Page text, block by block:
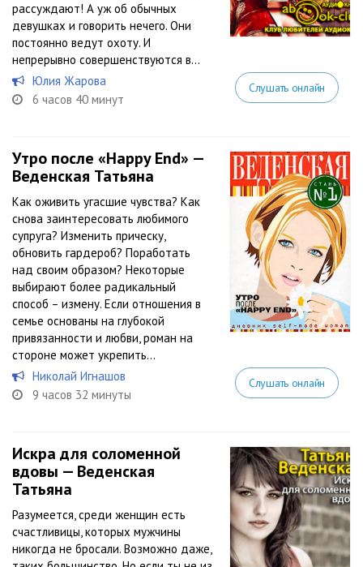
рассуждают! А уж об обычных
девушках и говорить нечего. Они
постоянно ведут охоту. И
непрерывно совершенствуются в...
Юлия Жарова
6 часов 40 минут
Слушать онлайн
Утро после «Happy End» —
Веденская Татьяна
Как оживить угасшие чувства? Как
снова заинтересовать любимого
супруга? Изменить прическу,
обновить гардероб? Поработать
над своим образом? Некоторые
выбирают более радикальный
способ – измену. Если отношения в
семье основаны на глубокой
привязанности и любви, роман на
стороне может укрепить...
Николай Игнашов
9 часов 32 минуты
Слушать онлайн
Искра для соломенной
вдовы — Веденская
Татьяна
Разумеется, среди женщин есть
счастливицы, которых мужчины
никогда не бросали. Возможно даже,